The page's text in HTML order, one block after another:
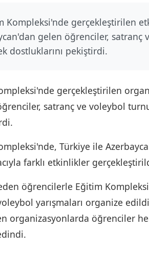
Kompleksi'nde gerçekleştirilen
gelen öğrenciler, satranç
dostluklarını pekiştirdi.
gerçekleştirilen
satranç ve voleybol
Türkiye ile
farklı etkinlikler
öğrencilerle Eğitim
yarışmaları organize
organizasyonlarda öğrenciler